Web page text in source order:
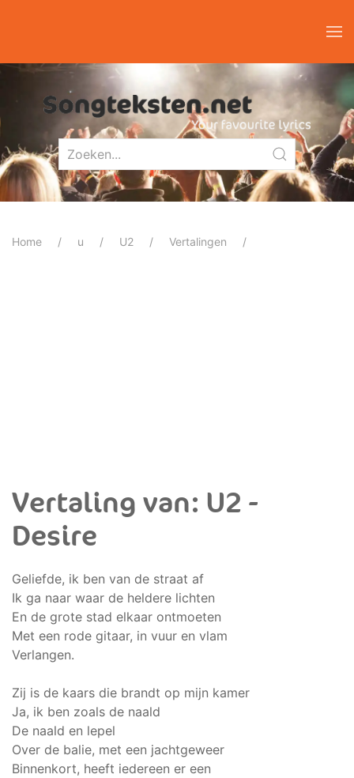
Home u U2 Vertalingen
Vertaling van: U2 -
Desire
Geliefde, ik ben van de straat af
Ik ga naar waar de heldere lichten
En de grote stad elkaar ontmoeten
Met een rode gitaar, in vuur en vlam
Verlangen.
Zij is de kaars die brandt op mijn kamer
Ja, ik ben zoals de naald
De naald en lepel
Over de balie, met een jachtgeweer
Binnenkort, heeft iedereen er een